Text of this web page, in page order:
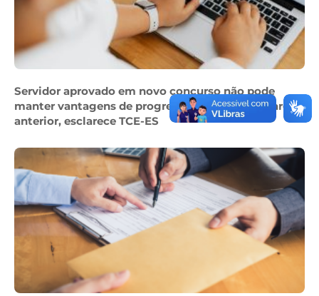
Servidor aprovado em novo concurso não pode
manter vantagens de progressão obtidas em cargo
anterior, esclarece TCE-ES